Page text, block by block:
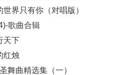
界只有你（对唱版）
歌曲合辑
天下
红烛
舞曲精选集（一）